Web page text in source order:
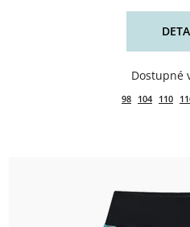
98 104 110